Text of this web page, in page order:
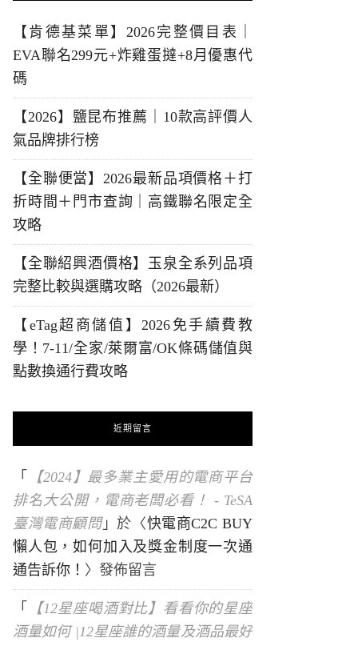
【肯德基菜單】2026完整價目表｜
EVA聯名299元+炸雞蛋撻+8月優惠代
碼
【2026】鹽昆布推薦｜10款高評價人
氣品牌排行榜
【全聯便當】2026最新品項價格＋打
折時間＋門市查詢｜高鐵聯名限定全
攻略
【全聯紹興酒價格】玉泉全系列品項
完整比較與選購攻略（2026最新）
【eTag超商儲值】2026免手續費教
學！7-11/全家/萊爾富/OK條碼儲值與
點數換通行費攻略
近期留言
「
【2024】最多業主愛用的電商平台
排名大公開，電商老闆必看！ - TeSA
臺灣電商顧問」於〈快電商C2C BUY
懶人包，如何加入及獎金制度一次通
通告訴你！ 〉發佈留言
「
【12星座喝酒對比】看看你的星座
酒量如何 |12星座誰的酒量及酒品最好